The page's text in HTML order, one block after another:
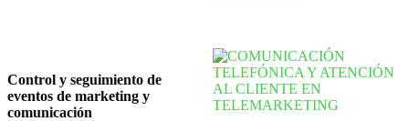
Control y seguimiento de
eventos de marketing y
comunicación